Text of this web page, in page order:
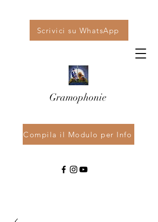
Scrivici su WhatsApp
Gramophonie
Compila il Modulo per Info